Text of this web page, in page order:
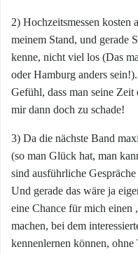
2) Hochzeitsmessen kosten
meinem Stand, und gerade
kenne, nicht viel los (Das
oder Hamburg anders
Gefühl, dass man seine
mir dann doch zu schade!
3) Da die nächste Band
(so man Glück hat, man
sind ausführliche
Und gerade das wäre ja
eine Chance für mich einen
machen, bei dem
kennenlernen können,